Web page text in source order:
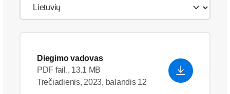
Diegimo vadovas
PDF fail., 13.1 MB
Trečiadienis, 2023, balandis 12